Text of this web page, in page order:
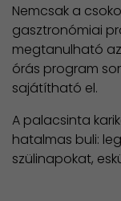
Nemcsak a
gasztronómiai
megtanulható
órás program
sajátítható el.
A palacsinta
hatalmas buli:
szülinapokat,